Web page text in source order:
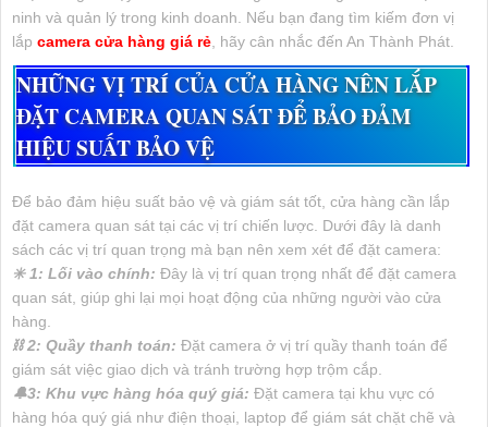
ninh và quản lý trong kinh doanh. Nếu bạn đang tìm kiếm đơn vị
lắp camera cửa hàng giá rẻ , hãy cân nhắc đến An Thành Phát.
NHỮNG VỊ TRÍ CỦA CỬA HÀNG NÊN LẮP
ĐẶT CAMERA QUAN SÁT ĐỂ BẢO ĐẢM
HIỆU SUẤT BẢO VỆ
Để bảo đảm hiệu suất bảo vệ và giám sát tốt, cửa hàng cần lắp
đặt camera quan sát tại các vị trí chiến lược. Dưới đây là danh
sách các vị trí quan trọng mà bạn nên xem xét để đặt camera:
✳️ 1: Lối vào chính: Đây là vị trí quan trọng nhất để đặt camera
quan sát, giúp ghi lại mọi hoạt động của những người vào cửa
hàng.
⛓ 2: Quầy thanh toán: Đặt camera ở vị trí quầy thanh toán để
giám sát việc giao dịch và tránh trường hợp trộm cắp.
🔔3: Khu vực hàng hóa quý giá: Đặt camera tại khu vực có
hàng hóa quý giá như điện thoại, laptop để giám sát chặt chẽ và